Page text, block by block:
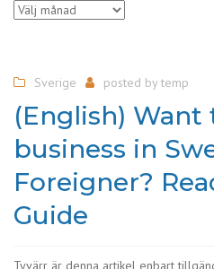
Arkiv
Sverige posted by temp
(English) Want
business in
Foreigner?
Guide
Tyvärr är denna artikel enbart